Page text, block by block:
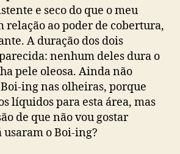
e seco do que o meu
relação ao poder de cobertura,
A duração dos dois
nenhum deles dura o
pele oleosa. Ainda não
ing nas olheiras, porque
líquidos para esta área, mas
de que não vou gostar
o Boi-ing?